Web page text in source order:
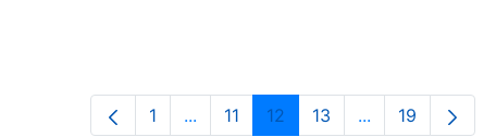
Página
1 ...Páginas intermedias Use TAB para
Página
11 Página
12 Página
13 ...PáginasPágina
19